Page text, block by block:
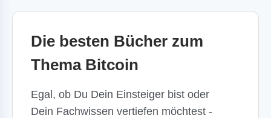
Die besten Bücher zum
Thema Bitcoin
Egal, ob Du Dein Einsteiger bist oder
Dein Fachwissen vertiefen möchtest -